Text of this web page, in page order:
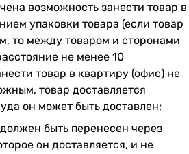
возможность занести товар в
упаковки товара (если товар
то между товаром и сторонами
не менее 10
товар в квартиру (офис) не
товар доставляется
он может быть доставлен;
быть перенесен через
он доставляется, и не